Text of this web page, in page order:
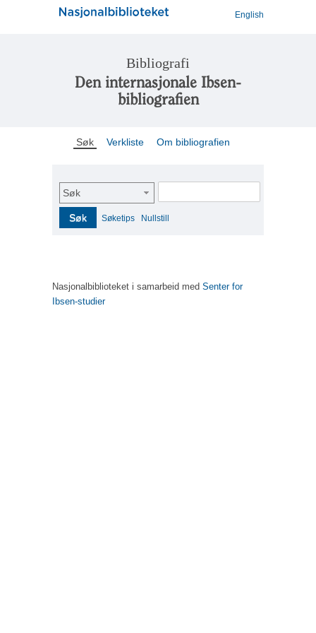
English
Bibliografi
Den internasjonale Ibsen-
bibliografien
Søk Verkliste Om bibliografien
Søk
Søk Søketips Nullstill
Nasjonalbiblioteket i samarbeid med Senter for
Ibsen-studier